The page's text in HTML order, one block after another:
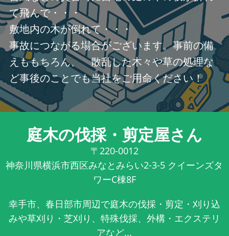
て飛んで・・・
敷地内の木が倒れて・・・
事故につながる場合がございます。事前の備
えももちろん、 散乱した木々や草の処理な
ど事後のことでも当社をご用命ください！
庭木の伐採・剪定屋さん
〒220-0012
神奈川県横浜市西区みなとみらい2-3-5 クイーンズタ
ワーC棟8F
幸手市、春日部市周辺で庭木の伐採・剪定・刈り込
みや草刈り・芝刈り、特殊伐採、外構・エクステリ
アなど...